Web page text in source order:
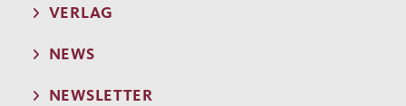
VERLAG
NEWS
NEWSLETTER